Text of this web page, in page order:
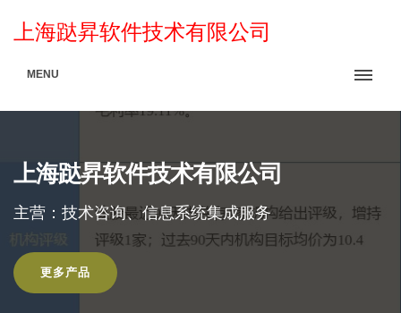
上海跶昇软件技术有限公司
MENU
上海跶昇软件技术有限公司
主营：技术咨询、信息系统集成服务
更多产品